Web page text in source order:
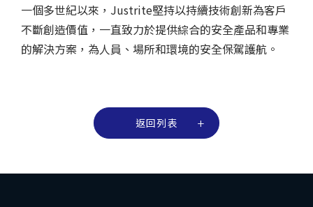
一個多世紀以來，Justrite堅持以持續技術創新為客戶
不斷創造價值，一直致力於提供綜合的安全產品和專業
的解決方案，為人員、場所和環境的安全保駕護航。
返回列表